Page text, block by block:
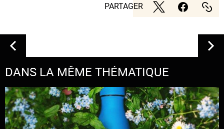
PARTAGER
DANS LA MÊME THÉMATIQUE